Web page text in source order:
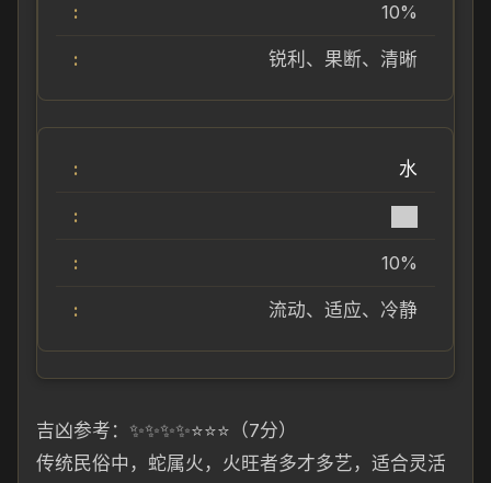
10%
锐利、果断、清晰
水
10%
流动、适应、冷静
吉凶参考：✨✨✨✨⭐⭐⭐（7分）
传统民俗中，蛇属火，火旺者多才多艺，适合灵活